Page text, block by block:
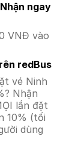
ngay
VNĐ vào
redBus
vé Ninh
Nhận
lần đặt
10% (tối
dùng